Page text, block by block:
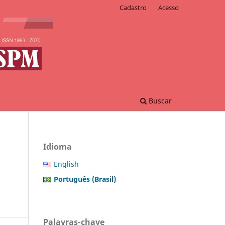
Buscar
Cadastro Acesso
Idioma
English
Português (Brasil)
Palavras-chave